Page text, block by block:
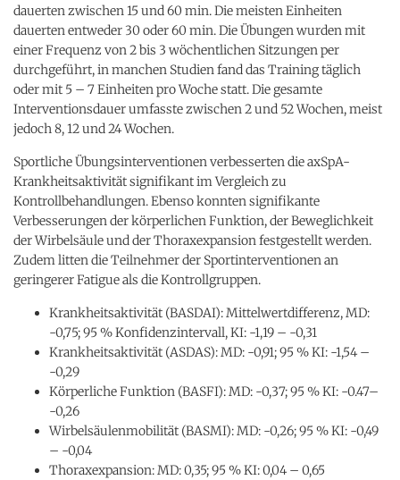
dauerten zwischen 15 und 60 min. Die meisten Einheiten
dauerten entweder 30 oder 60 min. Die Übungen wurden mit
einer Frequenz von 2 bis 3 wöchentlichen Sitzungen per
durchgeführt, in manchen Studien fand das Training täglich
oder mit 5 – 7 Einheiten pro Woche statt. Die gesamte
Interventionsdauer umfasste zwischen 2 und 52 Wochen, meist
jedoch 8, 12 und 24 Wochen.
Sportliche Übungsinterventionen verbesserten die axSpA-
Krankheitsaktivität signifikant im Vergleich zu
Kontrollbehandlungen. Ebenso konnten signifikante
Verbesserungen der körperlichen Funktion, der Beweglichkeit
der Wirbelsäule und der Thoraxexpansion festgestellt werden.
Zudem litten die Teilnehmer der Sportinterventionen an
geringerer Fatigue als die Kontrollgruppen.
Krankheitsaktivität (BASDAI): Mittelwertdifferenz, MD:
-0,75; 95 % Konfidenzintervall, KI: -1,19 – -0,31
Krankheitsaktivität (ASDAS): MD: -0,91; 95 % KI: -1,54 –
-0,29
Körperliche Funktion (BASFI): MD: -0,37; 95 % KI: -0.47–
-0,26
Wirbelsäulenmobilität (BASMI): MD: -0,26; 95 % KI: -0,49
– -0,04
Thoraxexpansion: MD: 0,35; 95 % KI: 0,04 – 0,65